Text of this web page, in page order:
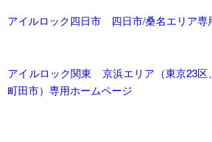
アイルロック四日市 四日市/桑名エリア専
アイルロック関東 京浜エリア（東京23区
町田市）専用ホームページ